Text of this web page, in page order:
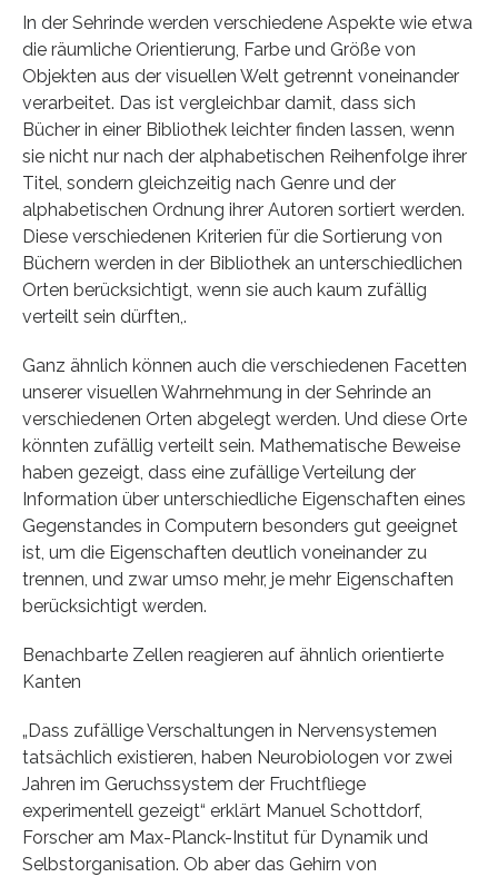
In der Sehrinde werden verschiedene Aspekte wie etwa
die räumliche Orientierung, Farbe und Größe von
Objekten aus der visuellen Welt getrennt voneinander
verarbeitet. Das ist vergleichbar damit, dass sich
Bücher in einer Bibliothek leichter finden lassen, wenn
sie nicht nur nach der alphabetischen Reihenfolge ihrer
Titel, sondern gleichzeitig nach Genre und der
alphabetischen Ordnung ihrer Autoren sortiert werden.
Diese verschiedenen Kriterien für die Sortierung von
Büchern werden in der Bibliothek an unterschiedlichen
Orten berücksichtigt, wenn sie auch kaum zufällig
verteilt sein dürften,.
Ganz ähnlich können auch die verschiedenen Facetten
unserer visuellen Wahrnehmung in der Sehrinde an
verschiedenen Orten abgelegt werden. Und diese Orte
könnten zufällig verteilt sein. Mathematische Beweise
haben gezeigt, dass eine zufällige Verteilung der
Information über unterschiedliche Eigenschaften eines
Gegenstandes in Computern besonders gut geeignet
ist, um die Eigenschaften deutlich voneinander zu
trennen, und zwar umso mehr, je mehr Eigenschaften
berücksichtigt werden.
Benachbarte Zellen reagieren auf ähnlich orientierte
Kanten
„Dass zufällige Verschaltungen in Nervensystemen
tatsächlich existieren, haben Neurobiologen vor zwei
Jahren im Geruchssystem der Fruchtfliege
experimentell gezeigt“ erklärt Manuel Schottdorf,
Forscher am Max-Planck-Institut für Dynamik und
Selbstorganisation. Ob aber das Gehirn von